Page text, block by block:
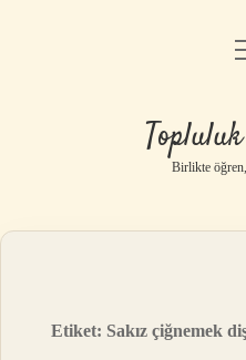
Gizlilik
Birlikte
Etiket: Sakız çiğnemek